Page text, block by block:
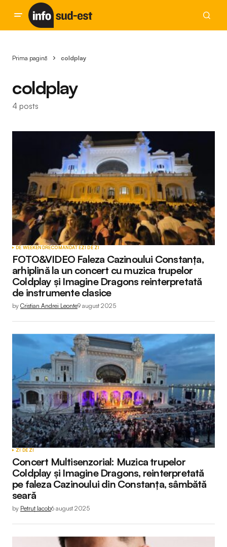
Prima pagină coldplay
coldplay
4 posts
DE WEEKENDRECOMANDATEZI DE ZI
FOTO&VIDEO Faleza Cazinoului Constanța,
arhiplină la un concert cu muzica trupelor
Coldplay și Imagine Dragons reinterpretată
de instrumente clasice
by Cristian Andrei Leonte9 august 2025
ZI DE ZI
Concert Multisenzorial: Muzica trupelor
Coldplay și Imagine Dragons, reinterpretată
pe faleza Cazinoului din Constanța, sâmbătă
seară
by Petruț Iacob6 august 2025